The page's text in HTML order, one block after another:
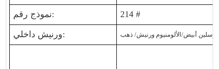
نموذج رقم: 214 #
ورنيش داخلي: أبيض/الألومنيوم ورنيش